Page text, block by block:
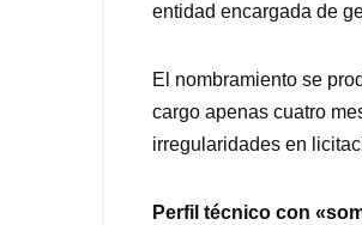
entidad encargada de
El nombramiento se
cargo apenas cuatro
irregularidades en
Perfil técnico con